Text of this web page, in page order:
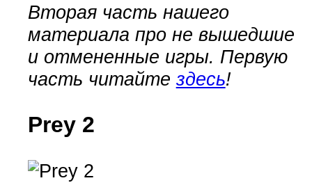
Вторая часть нашего
материала про не вышедшие
и отмененные игры. Первую
часть читайте здесь!
Prey 2